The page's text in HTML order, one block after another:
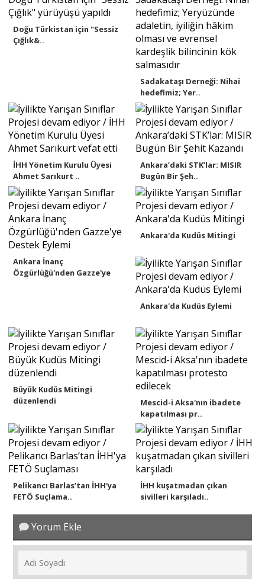
Doğu Türkistan için "Sessiz
Çığlık&..
Sadakataşı Derneği: Nihai
hedefimiz; Yer..
İHH Yönetim Kurulu Üyesi
Ahmet Sarıkurt ..
Ankara’daki STK’lar: MISIR
Bugün Bir Şeh..
Ankara İnanç
Özgürlüğü'nden Gazze'ye
Ankara'da Kudüs Mitingi
Ankara'da Kudüs Eylemi
Büyük Kudüs Mitingi
düzenlendi
Mescid-i Aksa'nın ibadete
kapatılması pr..
Pelikancı Barlas’tan İHH'ya
FETÖ Suçlama..
İHH kuşatmadan çıkan
sivilleri karşıladı..
Yorum Ekle